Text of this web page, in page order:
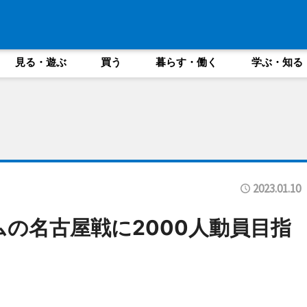
見る・遊ぶ 買う 暮らす・働く 学ぶ・知る
2023.01.10
の名古屋戦に2000人動員目指